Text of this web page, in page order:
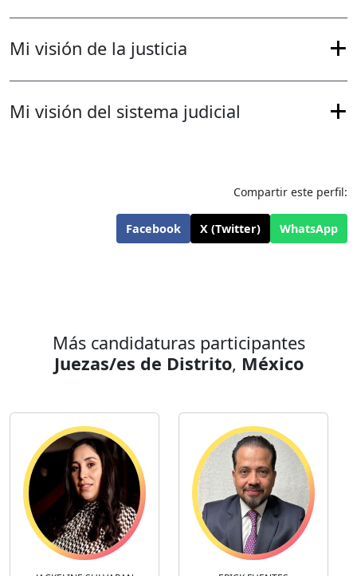
Mi visión de la justicia
Mi visión del sistema judicial
Compartir este perfil:
Facebook X (Twitter) WhatsApp
Más candidaturas participantes
Juezas/es de Distrito, México